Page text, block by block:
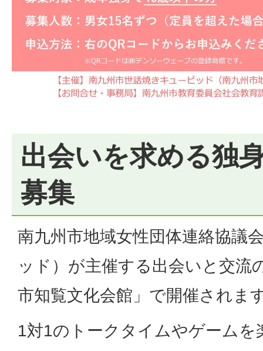
出会いを求める独
募集
南九州市地域女性団体連絡協議
ッド）が主催する出会いと交流
市知覧文化会館」で開催されま
1対1のトークタイムやゲーム